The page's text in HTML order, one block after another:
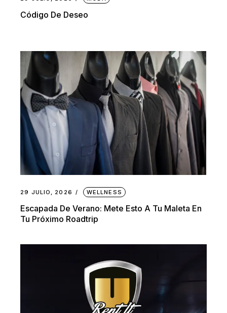
Código De Deseo
29 JULIO, 2026 WELLNESS
Escapada De Verano: Mete Esto A Tu Maleta En
Tu Próximo Roadtrip